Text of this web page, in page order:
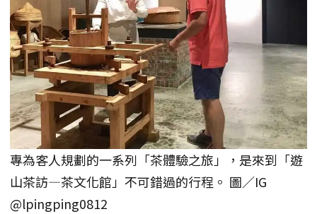
專為客人規劃的一系列「茶體驗之旅」，是來到「遊
山茶訪—茶文化館」不可錯過的行程。 圖／IG
@lpingping0812